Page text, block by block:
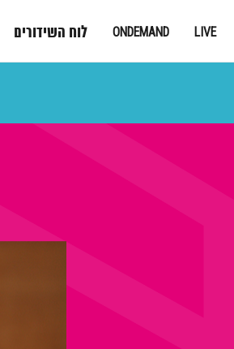
LIVE
ONDEMAND לוח השידורים